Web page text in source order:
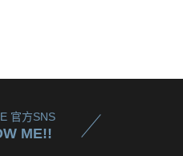
官方SNS
ME!!